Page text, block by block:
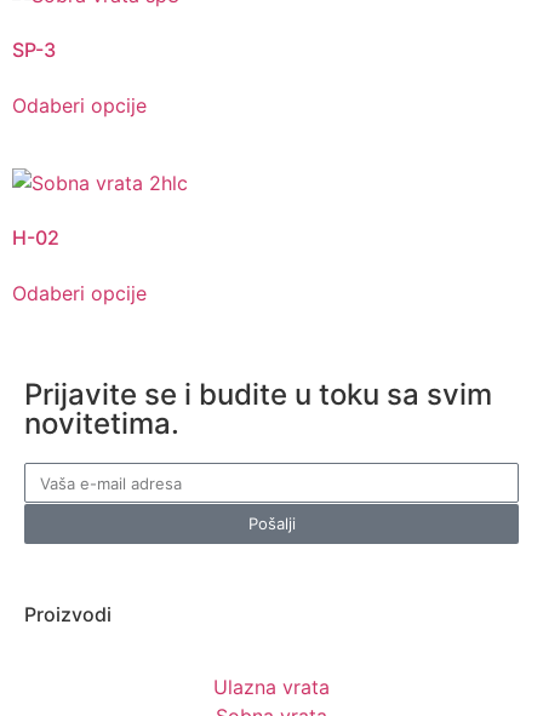
SP-3
Odaberi opcije
H-02
Odaberi opcije
Prijavite se i budite u toku sa svim
novitetima.
Pošalji
Proizvodi
Ulazna vrata